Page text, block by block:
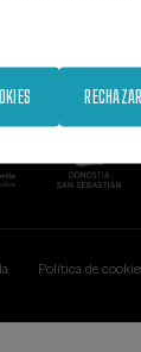
Política de